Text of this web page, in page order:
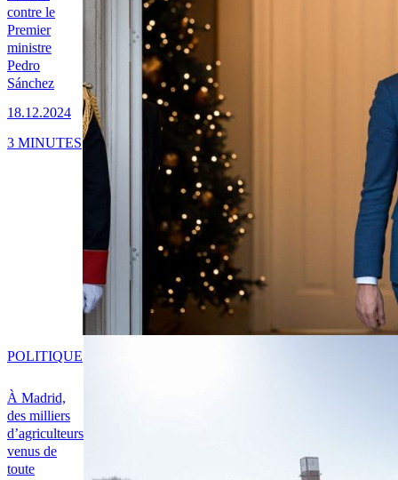
contre le
Premier
ministre
Pedro
Sánchez
18.12.2024
3 MINUTES
À Madrid,
des milliers
d’agriculteurs
venus de
toute
POLITIQUE